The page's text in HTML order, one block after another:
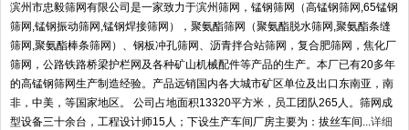
滨州市忠毅筛网有限公司是一家致力于滨州筛网，锰钢筛网（高锰钢筛网,65锰钢
筛网,锰钢振动筛网,锰钢焊接筛网），聚氨酯筛网（聚氨酯脱水筛网,聚氨酯条缝
筛网,聚氨酯棒条筛网）、钢板冲孔筛网、沥青拌合站筛网，复合肥筛网，焦化厂
筛网，公路铁路桥梁护栏网及各种矿山机械配件等产品的生产。本厂已有20多年
的高锰钢筛网生产制造经验。产品远销国内各大城市矿区单位及出口东南亚，南
非，中美，等国家地区。 公司占地面积13320平方米，员工团队265人。筛网成
型设备三十余台，工程设计师15人；下设生产车间厂房主要为：拔丝车间...详细